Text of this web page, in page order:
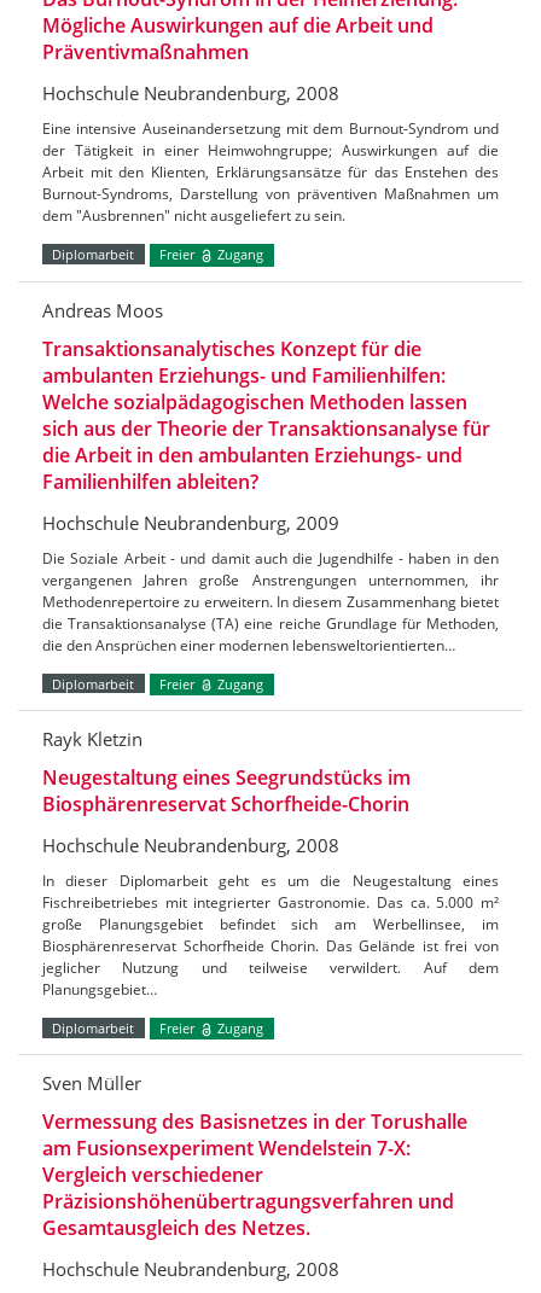
Mögliche Auswirkungen auf die Arbeit und
Präventivmaßnahmen
Hochschule Neubrandenburg, 2008
Eine intensive Auseinandersetzung mit dem Burnout-Syndrom und
der Tätigkeit in einer Heimwohngruppe; Auswirkungen auf die
Arbeit mit den Klienten, Erklärungsansätze für das Enstehen des
Burnout-Syndroms, Darstellung von präventiven Maßnahmen um
dem "Ausbrennen" nicht ausgeliefert zu sein.
Diplomarbeit Freier Zugang
Andreas Moos
Transaktionsanalytisches Konzept für die
ambulanten Erziehungs- und Familienhilfen:
Welche sozialpädagogischen Methoden lassen
sich aus der Theorie der Transaktionsanalyse für
die Arbeit in den ambulanten Erziehungs- und
Familienhilfen ableiten?
Hochschule Neubrandenburg, 2009
Die Soziale Arbeit - und damit auch die Jugendhilfe - haben in den
vergangenen Jahren große Anstrengungen unternommen, ihr
Methodenrepertoire zu erweitern. In diesem Zusammenhang bietet
die Transaktionsanalyse (TA) eine reiche Grundlage für Methoden,
die den Ansprüchen einer modernen lebensweltorientierten…
Diplomarbeit Freier Zugang
Rayk Kletzin
Neugestaltung eines Seegrundstücks im
Biosphärenreservat Schorfheide-Chorin
Hochschule Neubrandenburg, 2008
In dieser Diplomarbeit geht es um die Neugestaltung eines
Fischreibetriebes mit integrierter Gastronomie. Das ca. 5.000 m²
große Planungsgebiet befindet sich am Werbellinsee, im
Biosphärenreservat Schorfheide Chorin. Das Gelände ist frei von
jeglicher Nutzung und teilweise verwildert. Auf dem
Planungsgebiet…
Diplomarbeit Freier Zugang
Sven Müller
Vermessung des Basisnetzes in der Torushalle
am Fusionsexperiment Wendelstein 7-X:
Vergleich verschiedener
Präzisionshöhenübertragungsverfahren und
Gesamtausgleich des Netzes.
Hochschule Neubrandenburg, 2008